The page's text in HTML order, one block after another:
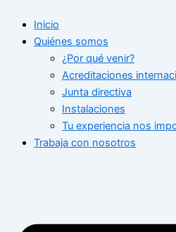
contenido
Inicio
Quiénes somos
¿Por qué venir?
Acreditaciones
Junta directiva
Instalaciones
Tu experiencia nos
Trabaja con nosotros